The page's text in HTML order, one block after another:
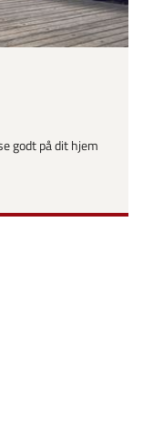
godt på dit hjem